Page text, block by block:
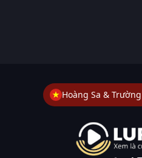
Hoàng Sa &